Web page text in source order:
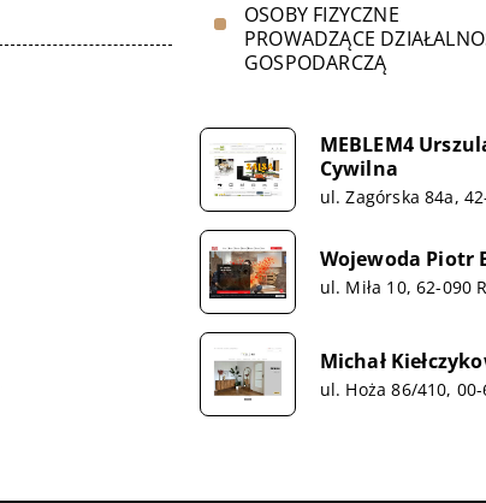
OSOBY FIZYCZNE
PROWADZĄCE
GOSPODARCZĄ
MEBLEM4
Cywilna
ul. Zagórska 84a,
Wojewoda Piotr
ul. Miła 10, 62-090
Michał
ul. Hoża 86/410,